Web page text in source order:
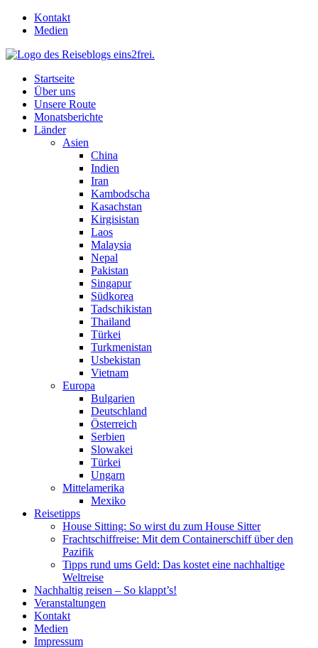
Skip
Kontakt
Medien
Startseite
Über uns
Unsere Route
Monatsberichte
Länder
Asien
China
Indien
Iran
Kambodscha
Kasachstan
Kirgisistan
Laos
Malaysia
Nepal
Pakistan
Singapur
Südkorea
Tadschikistan
Thailand
Türkei
Turkmenistan
Usbekistan
Vietnam
Europa
Bulgarien
Deutschland
Österreich
Serbien
Slowakei
Türkei
Ungarn
Mittelamerika
Mexiko
Reisetipps
House Sitting: So wirst du zum House Sitter
Frachtschiffreise: Mit dem Containerschiff über den
Pazifik
Tipps rund ums Geld: Das kostet eine nachhaltige
Weltreise
Nachhaltig reisen – So klappt’s!
Veranstaltungen
Kontakt
Medien
Impressum